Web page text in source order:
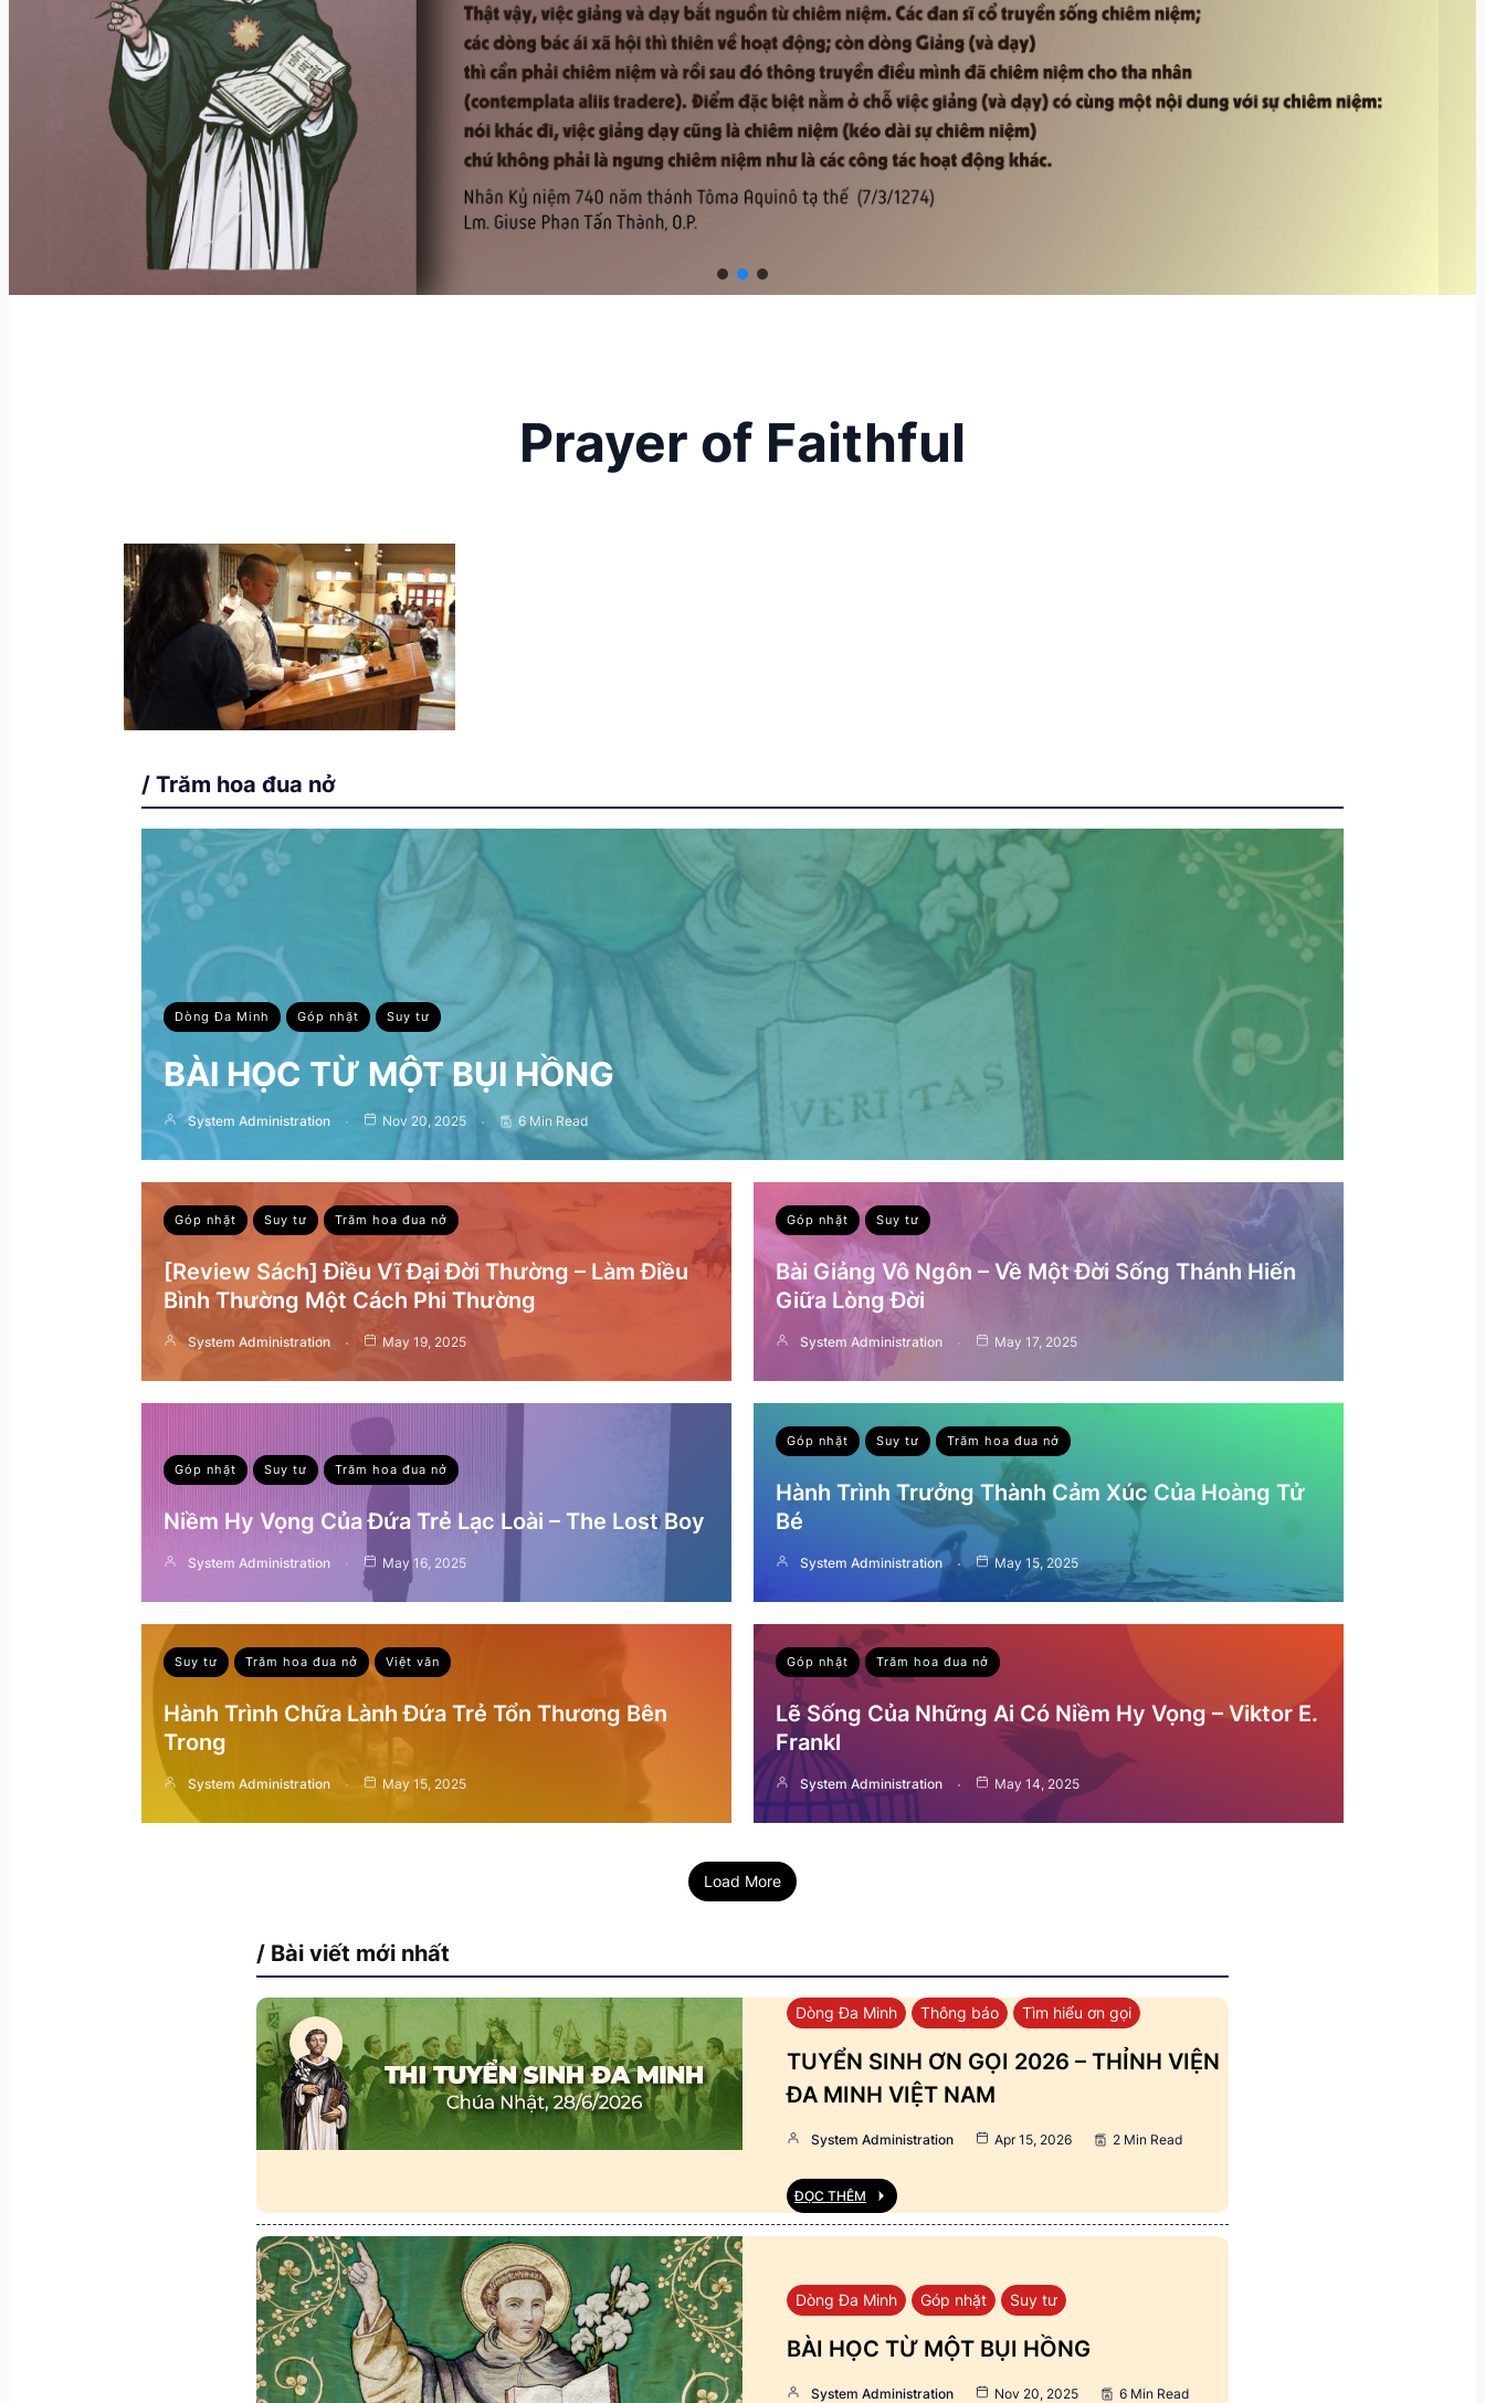
Prayer of Faithful
/ Trăm hoa đua nở
Dòng Đa Minh Góp nhặt Suy tư
BÀI HỌC TỪ MỘT BỤI HỒNG
System Administration Nov 20, 2025 6 Min Read
Góp nhặt Suy tư Trăm hoa đua nở
[Review Sách] Điều Vĩ Đại Đời Thường – Làm Điều
Bình Thường Một Cách Phi Thường
System Administration May 19, 2025
Góp nhặt Suy tư
Bài Giảng Vô Ngôn – Về Một Đời Sống Thánh Hiến
Giữa Lòng Đời
System Administration May 17, 2025
Góp nhặt Suy tư Trăm hoa đua nở
Niềm Hy Vọng Của Đứa Trẻ Lạc Loài – The Lost Boy
System Administration May 16, 2025
Góp nhặt Suy tư Trăm hoa đua nở
Hành Trình Trưởng Thành Cảm Xúc Của Hoàng Tử
Bé
System Administration May 15, 2025
Suy tư Trăm hoa đua nở Việt văn
Hành Trình Chữa Lành Đứa Trẻ Tổn Thương Bên
Trong
System Administration May 15, 2025
Góp nhặt Trăm hoa đua nở
Lẽ Sống Của Những Ai Có Niềm Hy Vọng – Viktor E.
Frankl
System Administration May 14, 2025
Load More
/ Bài viết mới nhất
Dòng Đa Minh Thông báo Tìm hiểu ơn gọi
TUYỂN SINH ƠN GỌI 2026 – THỈNH VIỆN
ĐA MINH VIỆT NAM
System Administration Apr 15, 2026 2 Min Read
ĐỌC THÊM
Dòng Đa Minh Góp nhặt Suy tư
BÀI HỌC TỪ MỘT BỤI HỒNG
System Administration Nov 20, 2025 6 Min Read